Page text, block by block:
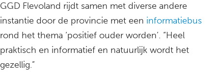
GGD Flevoland rijdt samen met diverse andere
instantie door de provincie met een informatiebus
rond het thema ‘positief ouder worden’. “Heel
praktisch en informatief en natuurlijk wordt het
gezellig.”